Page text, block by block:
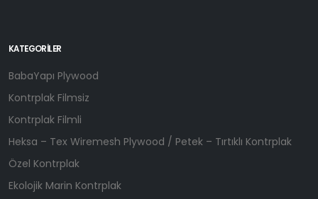
KATEGORILER
BabaYapı Plywood
Kontrplak Filmsiz
Kontrplak Filmli
Heksa – Tex Wiremesh Plywood / Petek – Tırtıklı Kontrplak
Özel Kontrplak
Ekolojik Marin Kontrplak